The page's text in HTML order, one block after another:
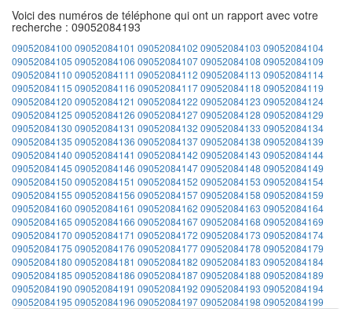
Voici des numéros de téléphone qui ont un rapport avec votre
recherche : 09052084193
09052084100 09052084101 09052084102 09052084103 09052084104
09052084105 09052084106 0905208410709052084108 09052084109
09052084110 09052084111 09052084112 09052084113 09052084114
09052084115 09052084116 0905208411709052084118 09052084119
09052084120 09052084121 09052084122 09052084123 09052084124
09052084125 09052084126 0905208412709052084128 09052084129
09052084130 09052084131 09052084132 09052084133 09052084134
09052084135 09052084136 0905208413709052084138 09052084139
09052084140 09052084141 09052084142 09052084143 09052084144
09052084145 09052084146 0905208414709052084148 09052084149
09052084150 09052084151 09052084152 09052084153 09052084154
09052084155 09052084156 0905208415709052084158 09052084159
09052084160 09052084161 09052084162 09052084163 09052084164
09052084165 09052084166 0905208416709052084168 09052084169
09052084170 09052084171 09052084172 09052084173 09052084174
09052084175 09052084176 0905208417709052084178 09052084179
09052084180 09052084181 09052084182 09052084183 09052084184
09052084185 09052084186 0905208418709052084188 09052084189
09052084190 09052084191 09052084192 09052084193 09052084194
09052084195 09052084196 0905208419709052084198 09052084199